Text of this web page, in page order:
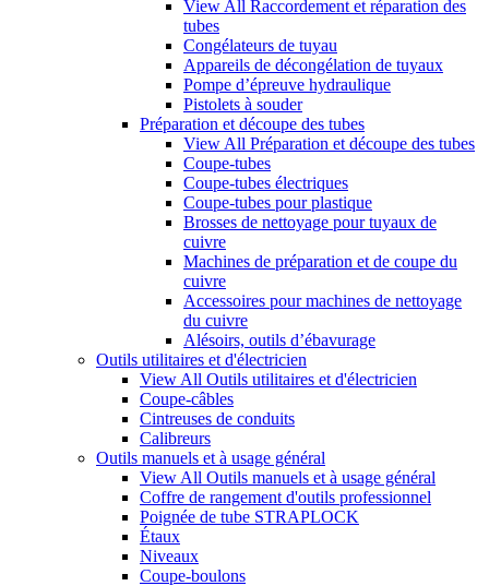
View All Raccordement et réparation des
tubes
Congélateurs de tuyau
Appareils de décongélation de tuyaux
Pompe d’épreuve hydraulique
Pistolets à souder
Préparation et découpe des tubes
View All Préparation et découpe des tubes
Coupe-tubes
Coupe-tubes électriques
Coupe-tubes pour plastique
Brosses de nettoyage pour tuyaux de
cuivre
Machines de préparation et de coupe du
cuivre
Accessoires pour machines de nettoyage
du cuivre
Alésoirs, outils d’ébavurage
Outils utilitaires et d'électricien
View All Outils utilitaires et d'électricien
Coupe-câbles
Cintreuses de conduits
Calibreurs
Outils manuels et à usage général
View All Outils manuels et à usage général
Coffre de rangement d'outils professionnel
Poignée de tube STRAPLOCK
Étaux
Niveaux
Coupe-boulons